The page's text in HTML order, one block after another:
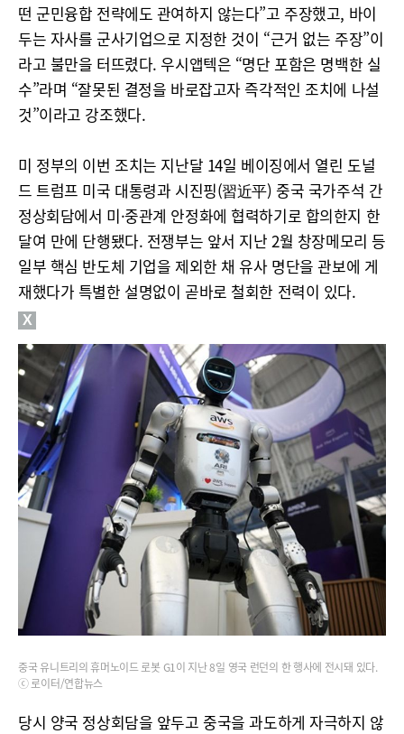
떤 군민융합 전략에도 관여하지 않는다”고 주장했고, 바이
두는 자사를 군사기업으로 지정한 것이 “근거 없는 주장”이
라고 불만을 터뜨렸다. 우시앱텍은 “명단 포함은 명백한 실
수”라며 “잘못된 결정을 바로잡고자 즉각적인 조치에 나설
것”이라고 강조했다.
미 정부의 이번 조치는 지난달 14일 베이징에서 열린 도널
드 트럼프 미국 대통령과 시진핑(習近平) 중국 국가주석 간
정상회담에서 미·중관계 안정화에 협력하기로 합의한지 한
달여 만에 단행됐다. 전쟁부는 앞서 지난 2월 창장메모리 등
일부 핵심 반도체 기업을 제외한 채 유사 명단을 관보에 게
재했다가 특별한 설명없이 곧바로 철회한 전력이 있다.
중국 유니트리의 휴머노이드 로봇 G1이 지난 8일 영국 런던의 한 행사에 전시돼 있다.
ⓒ 로이터/연합뉴스
당시 양국 정상회담을 앞두고 중국을 과도하게 자극하지 않
X